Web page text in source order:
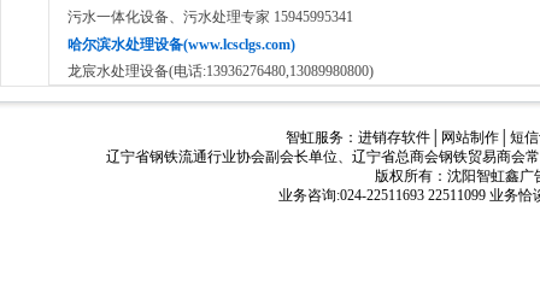
污水一体化设备、污水处理专家 15945995341
哈尔滨水处理设备(www.lcsclgs.com)
龙宸水处理设备(电话:13936276480,13089980800)
智虹服务：进销存软件 网站制作 │短
辽宁省钢铁流通行业协会副会长单位、辽宁省总商会钢铁贸易商会
版权所有：沈阳智虹鑫广
业务咨询:024-22511693 22511099 业务